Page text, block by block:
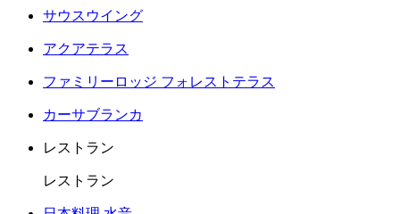
サウスウイング
アクアテラス
ファミリーロッジ フォレストテラス
カーサブランカ
レストラン
レストラン